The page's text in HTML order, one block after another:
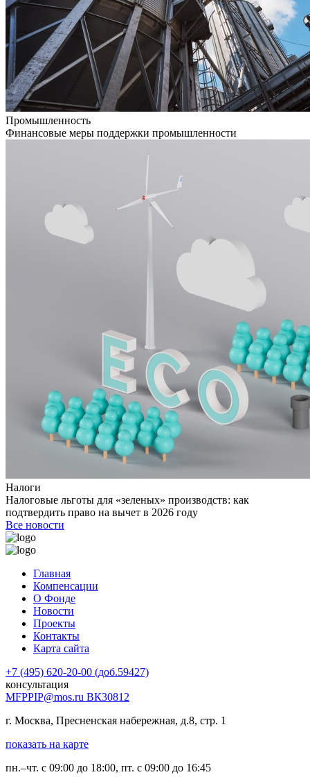
Промышленность
Финансовые меры поддержки промышленности
Налоги
Налоговые льготы для «зеленых» производств: как
подтвердить право на вычет в 2026 году
Все новости
Главная
Компенсации
О Фонде
Новости
Проекты
Контакты
Карта сайта
+7 (495) 620-20-00 (доб.59427)
консультация
MFPPIP@mos.ru ВК30812
г. Москва, Пресненская набережная, д.8, стр. 1
показать на карте
пн.–чт. с 09:00 до 18:00, пт. с 09:00 до 16:45